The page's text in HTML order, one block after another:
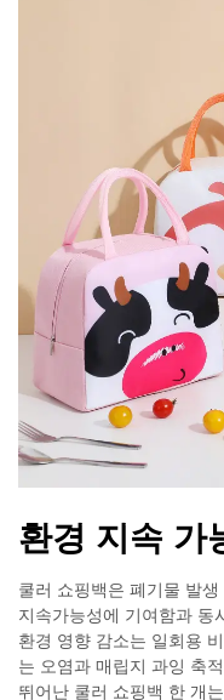
환경 지속 가
쿨러 쇼핑백은 폐기물 발
지속가능성에 기여함과 동
환경 영향 감소는 일회용
는 오염과 매립지 과잉 축
뛰어난 쿨러 쇼핑백 한 개